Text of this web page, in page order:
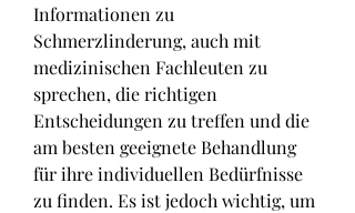
Informationen zu
Schmerzlinderung, auch mit
medizinischen Fachleuten zu
sprechen, die richtigen
Entscheidungen zu treffen und die
am besten geeignete Behandlung
für ihre individuellen Bedürfnisse
zu finden. Es ist jedoch wichtig, um